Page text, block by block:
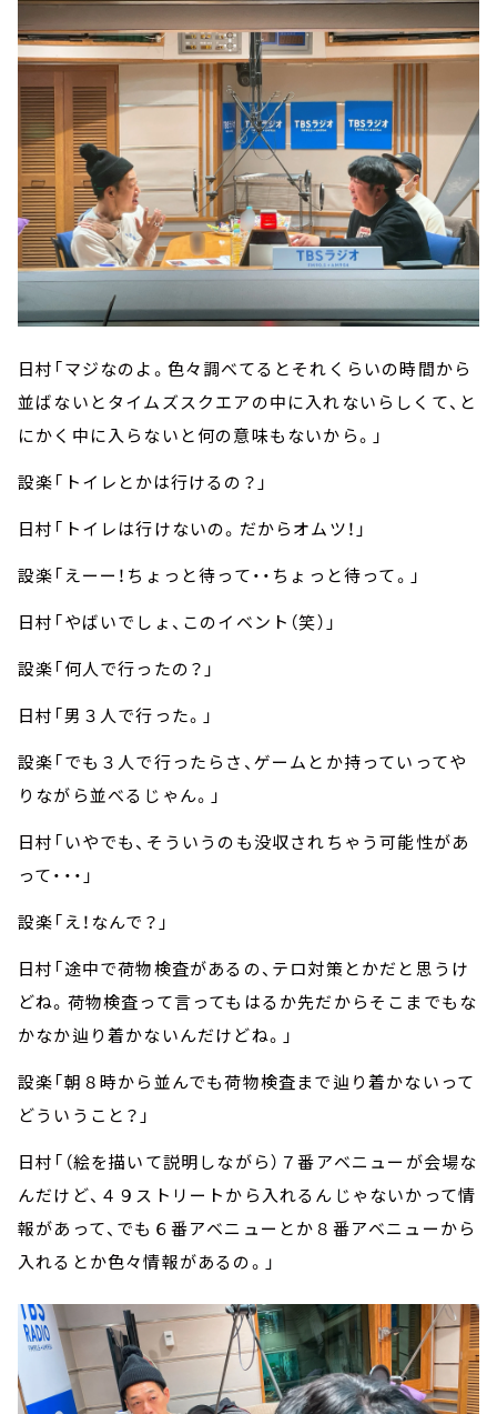
日村「マジなのよ。色々調べてるとそれくらいの時間から
並ばないとタイムズスクエアの中に入れないらしくて、と
にかく中に入らないと何の意味もないから。」
設楽「トイレとかは行けるの？」
日村「トイレは行けないの。だからオムツ！」
設楽「えーー！ちょっと待って・・ちょっと待って。」
日村「やばいでしょ、このイベント（笑）」
設楽「何人で行ったの？」
日村「男３人で行った。」
設楽「でも３人で行ったらさ、ゲームとか持っていってや
りながら並べるじゃん。」
日村「いやでも、そういうのも没収されちゃう可能性があ
って・・・」
設楽「え！なんで？」
日村「途中で荷物検査があるの、テロ対策とかだと思うけ
どね。荷物検査って言ってもはるか先だからそこまでもな
かなか辿り着かないんだけどね。」
設楽「朝８時から並んでも荷物検査まで辿り着かないって
どういうこと？」
日村「（絵を描いて説明しながら）７番アベニューが会場な
んだけど、４９ストリートから入れるんじゃないかって情
報があって、でも６番アベニューとか８番アベニューから
入れるとか色々情報があるの。」